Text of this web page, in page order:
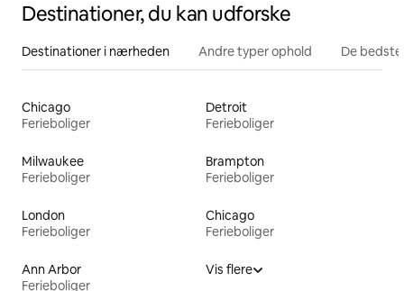
Destinationer, du kan udforske
Destinationer i nærheden Andre typer ophold De
Chicago
Ferieboliger
Detroit
Ferieboliger
Milwaukee
Ferieboliger
Brampton
Ferieboliger
London
Ferieboliger
Chicago
Ferieboliger
Ann Arbor
Ferieboliger
Vis flere